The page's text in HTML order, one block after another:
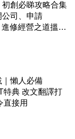
初創必睇攻略合集
公司、申請
修經營之道搵大
｜懶人必備
特典 改文翻譯打
直接用